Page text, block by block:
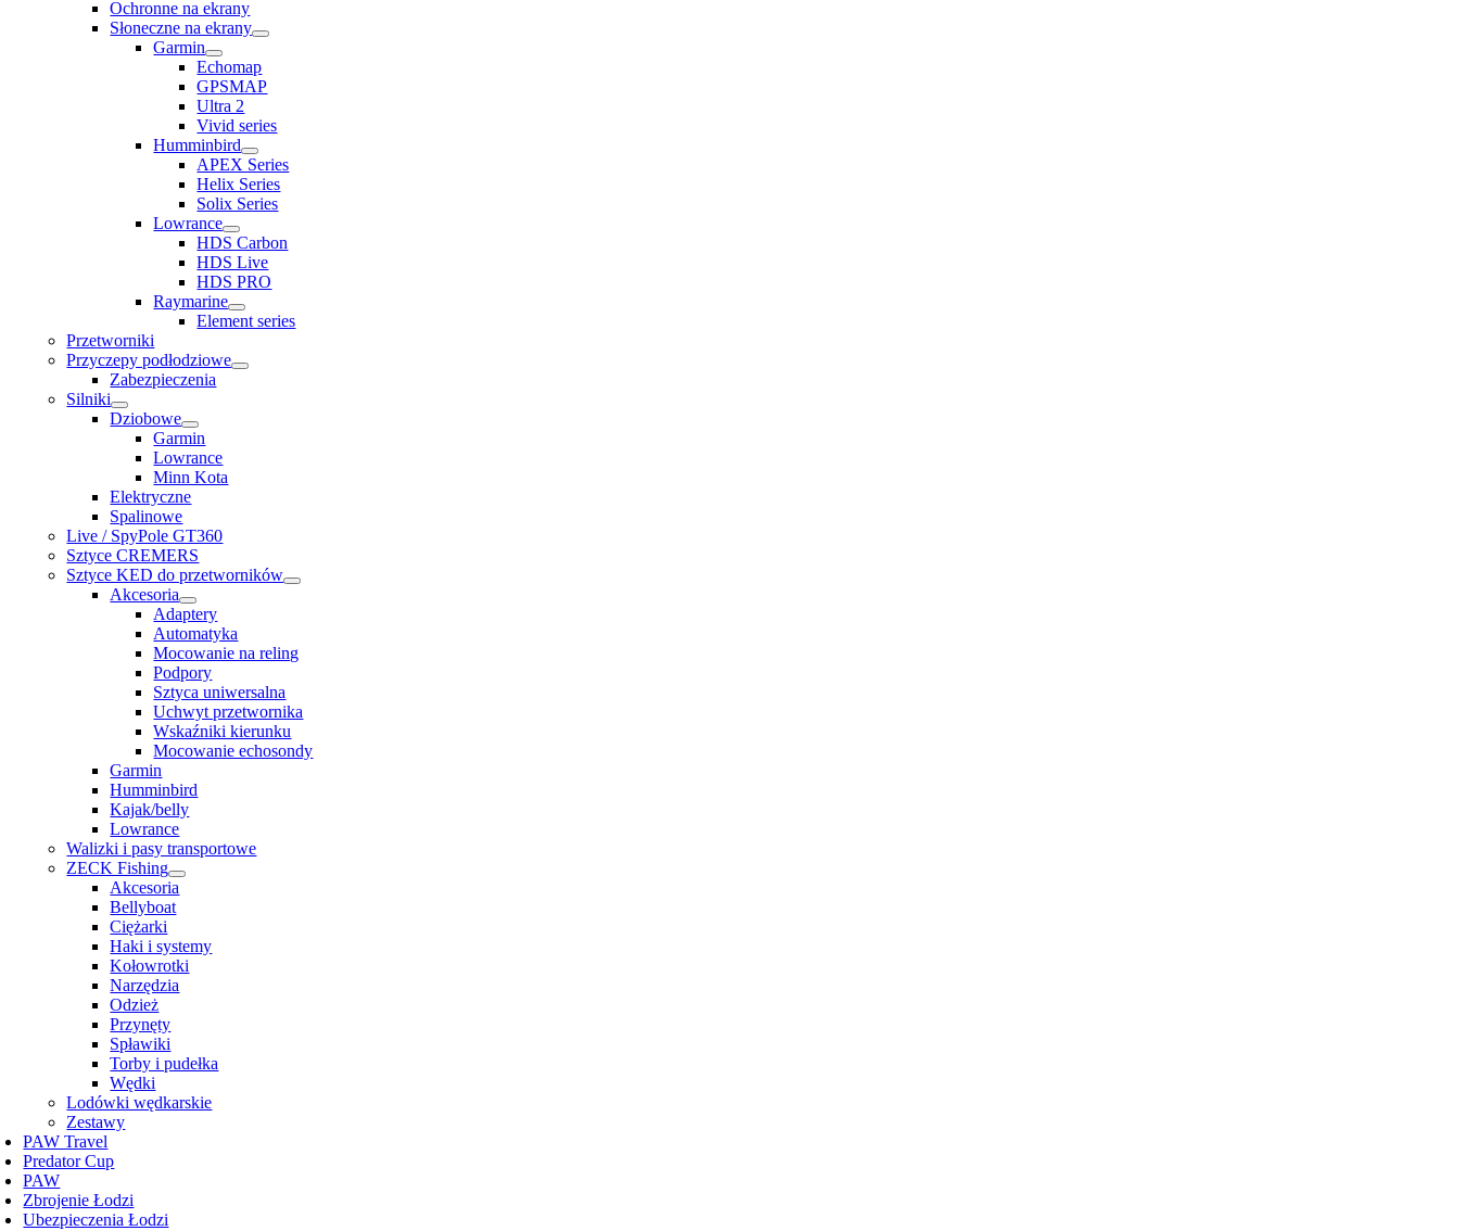
Ochronne na ekrany
Słoneczne na ekrany
Garmin
Echomap
GPSMAP
Ultra 2
Vivid series
Humminbird
APEX Series
Helix Series
Solix Series
Lowrance
HDS Carbon
HDS Live
HDS PRO
Raymarine
Element series
Przetworniki
Przyczepy podłodziowe
Zabezpieczenia
Silniki
Dziobowe
Garmin
Lowrance
Minn Kota
Elektryczne
Spalinowe
Live / SpyPole GT360
Sztyce CREMERS
Sztyce KED do przetworników
Akcesoria
Adaptery
Automatyka
Mocowanie na reling
Podpory
Sztyca uniwersalna
Uchwyt przetwornika
Wskaźniki kierunku
Mocowanie echosondy
Garmin
Humminbird
Kajak/belly
Lowrance
Walizki i pasy transportowe
ZECK Fishing
Akcesoria
Bellyboat
Ciężarki
Haki i systemy
Kołowrotki
Narzędzia
Odzież
Przynęty
Spławiki
Torby i pudełka
Wędki
Lodówki wędkarskie
Zestawy
PAW Travel
Predator Cup
PAW
Zbrojenie Łodzi
Ubezpieczenia Łodzi